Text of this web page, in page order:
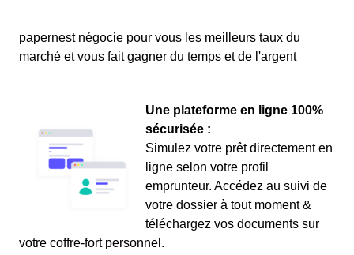
papernest négocie pour vous les meilleurs taux du
marché et vous fait gagner du temps et de l'argent
Une plateforme en ligne 100%
sécurisée :
Simulez votre prêt directement en
ligne selon votre profil
emprunteur. Accédez au suivi de
votre dossier à tout moment &
téléchargez vos documents sur
votre coffre-fort personnel.